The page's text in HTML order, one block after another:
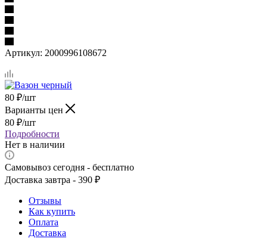
Артикул: 2000996108672
80 ₽/шт
Варианты цен
80 ₽/шт
Подробности
Нет в наличии
Самовывоз сегодня - бесплатно
Доставка завтра - 390 ₽
Отзывы
Как купить
Оплата
Доставка